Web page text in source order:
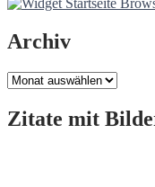
Archiv
Archiv
Zitate mit